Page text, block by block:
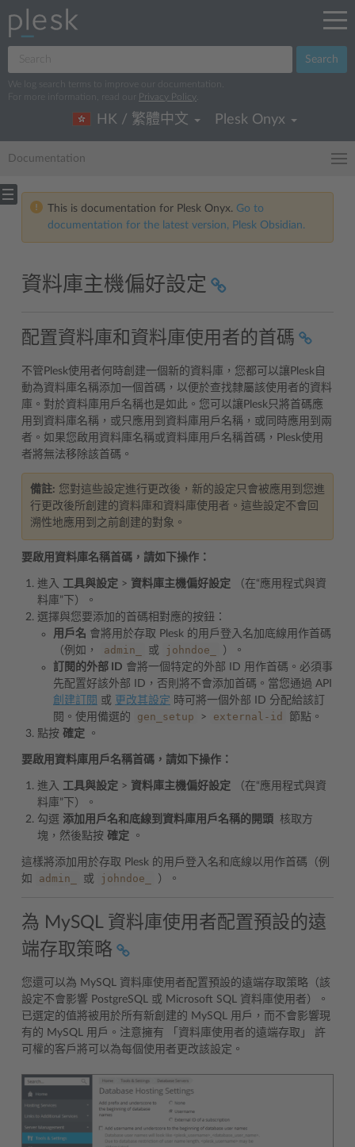
Search
We log search terms to improve our documentation.
For more information, read our
Privacy Policy
HK / 繁體中文 Plesk Onyx
Documentation
This is documentation for Plesk Onyx. Go to
documentation for the latest version, Plesk Obsidian.
資料庫主機偏好設定
配置資料庫和資料庫使用者的首碼
不管Plesk使用者何時創建一個新的資料庫，您都可以讓Plesk自
動為資料庫名稱添加一個首碼，以便於查找隸屬該使用者的資料
庫。對於資料庫用戶名稱也是如此。您可以讓Plesk只將首碼應
用到資料庫名稱，或只應用到資料庫用戶名稱，或同時應用到兩
者。如果您啟用資料庫名稱或資料庫用戶名稱首碼，Plesk使用
者將無法移除該首碼。
備註: 您對這些設定進行更改後，新的設定只會被應用到您進
行更改後所創建的資料庫和資料庫使用者。這些設定不會回
溯性地應用到之前創建的對象。
要啟用資料庫名稱首碼，請如下操作：
進入 工具與設定 > 資料庫主機偏好設定 （在“應用程式與資
料庫”下）。
選擇與您要添加的首碼相對應的按鈕：
用戶名 會將用於存取 Plesk 的用戶登入名加底線用作首碼
（例如，
admin_ 或 johndoe_
）。
訂閱的外部 ID 會將一個特定的外部 ID 用作首碼。必須事
先配置好該外部 ID，否則將不會添加首碼。當您通過 API
創建訂閱 或 更改其設定 時可將一個外部 ID 分配給該訂
閱。使用備選的
gen_setup > external-id
節點。
點按 確定 。
要啟用資料庫用戶名稱首碼，請如下操作：
進入 工具與設定 > 資料庫主機偏好設定 （在“應用程式與資
料庫”下）。
勾選 添加用戶名和底線到資料庫用戶名稱的開頭 核取方
塊，然後點按 確定 。
這樣將添加用於存取 Plesk 的用戶登入名和底線以用作首碼（例
如
admin_ 或 johndoe_ ）。
為 MySQL 資料庫使用者配置預設的遠
端存取策略
您還可以為 MySQL 資料庫使用者配置預設的遠端存取策略（該
設定不會影響 PostgreSQL 或 Microsoft SQL 資料庫使用者）。
已選定的值將被用於所有新創建的 MySQL 用戶，而不會影響現
有的 MySQL 用戶。注意擁有 「資料庫使用者的遠端存取」 許
可權的客戶將可以為每個使用者更改該設定。